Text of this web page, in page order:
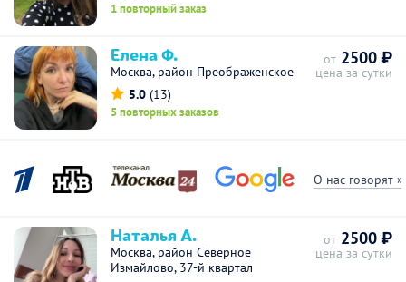
1 повторный заказ
Елена Ф.
Москва, район Преображенское
5.0 (13)
5 повторных заказов
от 2500 ₽
цена за сутки
О нас говорят »
Наталья А.
Москва, район Северное
Измайлово, 37-й квартал
от 2500 ₽
цена за сутки